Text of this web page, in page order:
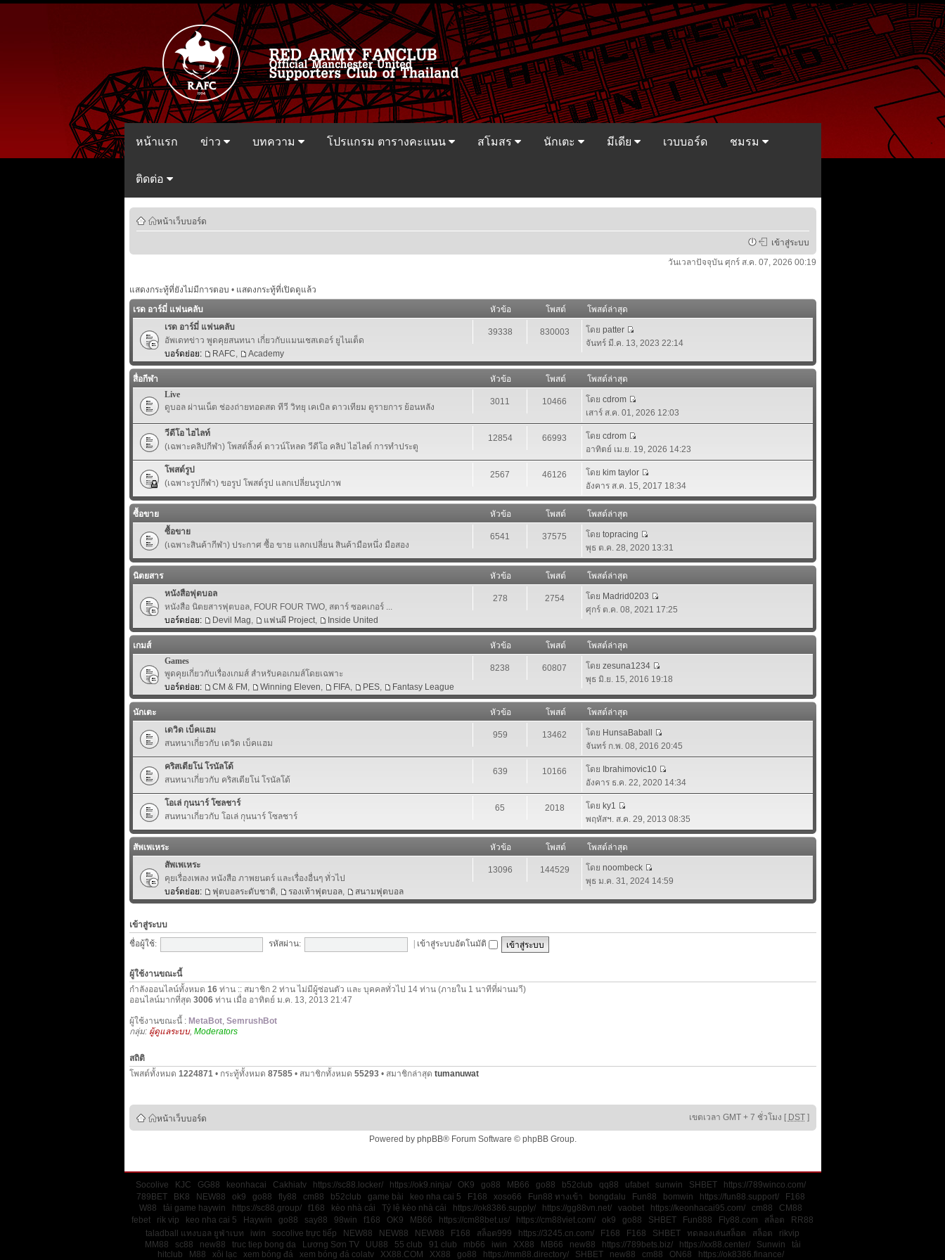
หน้าแรก ข่าว บทความ โปรแกรม ตารางคะแนน สโมสร นักเตะ มีเดีย เวบบอร์ด ชมรม
ติดต่อ
หน้าเว็บบอร์ด
เข้าสู่ระบบ
วันเวลาปัจจุบัน ศุกร์ ส.ค. 07, 2026 00:19
แสดงกระทู้ที่ยังไม่มีการตอบ • แสดงกระทู้ที่เปิดดูแล้ว
เรด อาร์มี่ แฟนคลับ
หัวข้อ โพสต์
โพสต์ล่าสุด
เรด อาร์มี่ แฟนคลับ
อัพเดทข่าว พูดคุยสนทนา เกี่ยวกับแมนเชสเตอร์ ยูไนเต็ด
บอร์ดย่อย:
RAFC, Academy
39338 830003 โดย patter
จันทร์ มี.ค. 13, 2023 22:14
สื่อกีฬา หัวข้อ โพสต์
โพสต์ล่าสุด
Live
ดูบอล ผ่านเน็ต ช่องถ่ายทอดสด ทีวี วิทยุ เคเบิล ดาวเทียม ดูรายการ ย้อนหลัง
3011 10466 โดย cdrom
เสาร์ ส.ค. 01, 2026 12:03
วีดีโอ ไฮไลท์
(เฉพาะคลิปกีฬา) โพสต์ลิ้งค์ ดาวน์โหลด วีดีโอ คลิป ไฮไลต์ การทำประตู
12854 66993 โดย cdrom
อาทิตย์ เม.ย. 19, 2026 14:23
โพสต์รูป
(เฉพาะรูปกีฬา) ขอรูป โพสต์รูป แลกเปลี่ยนรูปภาพ
2567 46126 โดย kim taylor
อังคาร ส.ค. 15, 2017 18:34
ซื้อขาย หัวข้อ โพสต์
โพสต์ล่าสุด
ซื้อขาย
(เฉพาะสินค้ากีฬา) ประกาศ ซื้อ ขาย แลกเปลี่ยน สินค้ามือหนึ่ง มือสอง
6541 37575 โดย topracing
พุธ ต.ค. 28, 2020 13:31
นิตยสาร หัวข้อ โพสต์
โพสต์ล่าสุด
หนังสือฟุตบอล
หนังสือ นิตยสารฟุตบอล, FOUR FOUR TWO, สตาร์ ซอคเกอร์ ...
บอร์ดย่อย:
Devil Mag, แฟนผี Project, Inside United
278 2754 โดย Madrid0203
ศุกร์ ต.ค. 08, 2021 17:25
เกมส์ หัวข้อ โพสต์
โพสต์ล่าสุด
Games
พูดคุยเกี่ยวกับเรื่องเกมส์ สำหรับคอเกมส์โดยเฉพาะ
บอร์ดย่อย:
CM & FM , Winning Eleven, FIFA, PES, Fantasy League
8238 60807 โดย zesuna1234
พุธ มิ.ย. 15, 2016 19:18
นักเตะ หัวข้อ โพสต์
โพสต์ล่าสุด
เดวิด เบ็คแฮม
สนทนาเกี่ยวกับ เดวิด เบ็คแฮม
959 13462 โดย HunsaBaball
จันทร์ ก.พ. 08, 2016 20:45
คริสเตียโน่ โรนัลโด้
สนทนาเกี่ยวกับ คริสเตียโน่ โรนัลโด้
639 10166 โดย Ibrahimovic10
อังคาร ธ.ค. 22, 2020 14:34
โอเล่ กุนนาร์ โซลชาร์
สนทนาเกี่ยวกับ โอเล่ กุนนาร์ โซลชาร์
65 2018 โดย ky1
พฤหัสฯ. ส.ค. 29, 2013 08:35
สัพเพเหระ หัวข้อ โพสต์
โพสต์ล่าสุด
สัพเพเหระ
คุยเรื่องเพลง หนังสือ ภาพยนตร์ และเรื่องอื่นๆ ทั่วไป
บอร์ดย่อย:
ฟุตบอลระดับชาติ, รองเท้าฟุตบอล, สนามฟุตบอล
13096 144529 โดย noombeck
พุธ ม.ค. 31, 2024 14:59
เข้าสู่ระบบ
ชื่อผู้ใช้:
รหัสผ่าน: เข้าสู่ระบบอัตโนมัติ
ผู้ใช้งานขณะนี้
กำลังออนไลน์ทั้งหมด 16ท่าน :: สมาชิก 2 ท่าน ไม่มีผู้ซ่อนตัว และ บุคคลทั่วไป 14 ท่าน (ภายใน 1 นาทีที่ผ่านมาี)
ออนไลน์มากที่สุด 3006ท่าน เมื่อ อาทิตย์ ม.ค. 13, 2013 21:47
ผู้ใช้งานขณะนี้ : MetaBot, SemrushBot
กลุ่ม: ผู้ดูแลระบบ, Moderators
สถิติ
โพสต์ทั้งหมด 1224871• กระทู้ทั้งหมด 87585• สมาชิกทั้งหมด 55293• สมาชิกล่าสุด tumanuwat
หน้าเว็บบอร์ด เขตเวลา GMT + 7 ชั่วโมง [ DST]
Powered by phpBB® Forum Software © phpBB Group.
Socolive KJC GG88 keonhacai Cakhiatv https://sc88.locker/ https://ok9.ninja/ OK9 go88 MB66 go88 b52club qq88 ufabet sunwin SHBET
https://789winco.com/
789BET
BK8 NEW88 ok9 go88 fly88 cm88 b52club game bài keo nha cai 5 F168 xoso66 Fun88 ทางเข้า bongdalu Fun88 bomwin https://fun88.support/
F168
W88
tải game haywin https://sc88.group/ f168 kèo nhà cái Tỷ lệ kèo nhà cái https://ok8386.supply/ https://gg88vn.net/ vaobet https://keonhacai95.com/ cm88
CM88
febet
rik vip keo nha cai 5 Haywin go88 say88 98win f168 OK9 MB66 https://cm88bet.us/ https://cm88viet.com/ ok9 go88 SHBET Fun888 Fly88.com สล็อต
RR88
taladball แทงบอล ยูฟ่าเบท
iwin socolive trực tiếp NEW88 NEW88 NEW88 F168 สล็อต999 https://3245.cn.com/ F168 F168 SHBET ทดลองเล่นสล็อต สล็อต
rikvip
MM88
sc88 new88 truc tiep bong da Lương Sơn TV UU88 55 club 91 club mb66 iwin XX88 MB66 new88 https://789bets.biz/ https://xx88.center/ Sunwin
tải
hitclub
M88 xôi lạc xem bóng đá xem bóng đá colatv XX88.COM XX88 go88 https://mm88.directory/ SHBET new88 cm88 ON68
https://ok8386.finance/